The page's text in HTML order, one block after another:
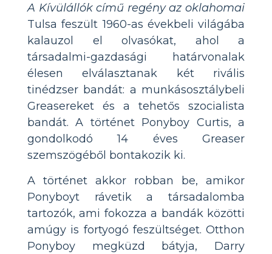
A Kívülállók című regény az oklahomai
Tulsa feszült 1960-as évekbeli világába
kalauzol el olvasókat, ahol a
társadalmi-gazdasági határvonalak
élesen elválasztanak két rivális
tinédzser bandát: a munkásosztálybeli
Greasereket és a tehetős szocialista
bandát. A történet Ponyboy Curtis, a
gondolkodó 14 éves Greaser
szemszögéből bontakozik ki.
A történet akkor robban be, amikor
Ponyboyt rávetik a társadalomba
tartozók, ami fokozza a bandák közötti
amúgy is fortyogó feszültséget. Otthon
Ponyboy megküzd bátyja, Darry